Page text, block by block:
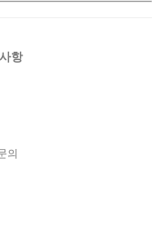
항
의